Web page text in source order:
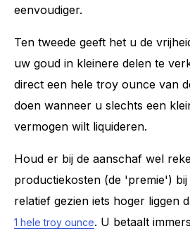
eenvoudiger.
Ten tweede geeft het u de
uw goud in kleinere delen te
direct een hele troy ounce van
doen wanneer u slechts een
vermogen wilt liquideren.
Houd er bij de aanschaf wel
productiekosten (de 'premie')
relatief gezien iets hoger liggen
1 hele troy ounce. U betaalt